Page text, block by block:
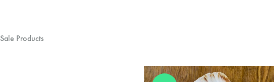
Sale Products